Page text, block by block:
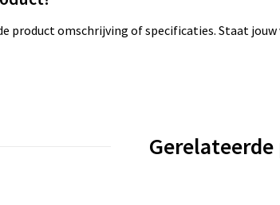
product omschrijving of specificaties. Staat